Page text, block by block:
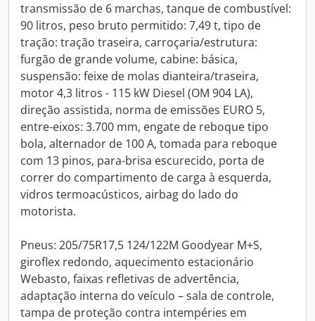
transmissão de 6 marchas, tanque de combustível:
90 litros, peso bruto permitido: 7,49 t, tipo de
tração: tração traseira, carroçaria/estrutura:
furgão de grande volume, cabine: básica,
suspensão: feixe de molas dianteira/traseira,
motor 4,3 litros - 115 kW Diesel (OM 904 LA),
direção assistida, norma de emissões EURO 5,
entre-eixos: 3.700 mm, engate de reboque tipo
bola, alternador de 100 A, tomada para reboque
com 13 pinos, para-brisa escurecido, porta de
correr do compartimento de carga à esquerda,
vidros termoacústicos, airbag do lado do
motorista.
Pneus: 205/75R17,5 124/122M Goodyear M+S,
giroflex redondo, aquecimento estacionário
Webasto, faixas refletivas de advertência,
adaptação interna do veículo – sala de controle,
tampa de proteção contra intempéries em